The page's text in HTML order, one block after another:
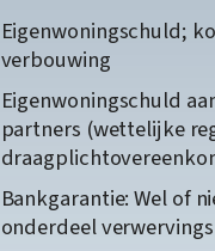
Eigenwoningschuld;
verbouwing
Eigenwoningschuld
partners (wettelijke
Bankgarantie: Wel of
onderdeel